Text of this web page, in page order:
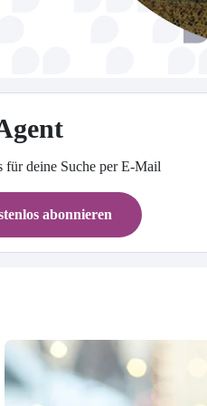
für deine Suche per E-Mail
abonnieren